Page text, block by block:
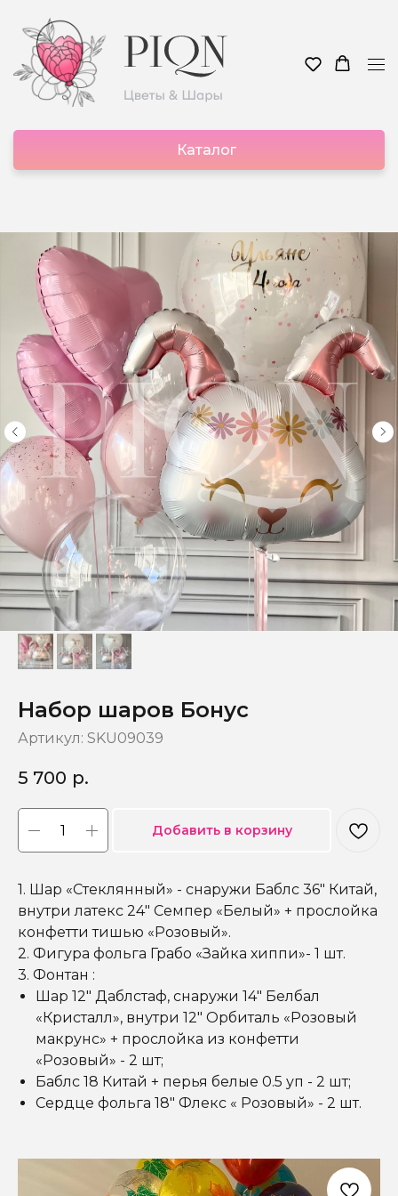
Каталог
Набор шаров Бонус
Артикул: SKU09039
5 700 р.
Добавить в корзину
1. Шар «Стеклянный» - снаружи Баблс 36" Китай,
внутри латекс 24" Семпер «Белый» + прослойка
конфетти тишью «Розовый».
2. Фигура фольга Грабо «Зайка хиппи»- 1 шт.
3. Фонтан :
Шар 12" Даблстаф, снаружи 14" Белбал
«Кристалл», внутри 12" Орбиталь «Розовый
макрунс» + прослойка из конфетти
«Розовый» - 2 шт;
Баблс 18 Китай + перья белые 0.5 уп - 2 шт;
Сердце фольга 18" Флекс « Розовый» - 2 шт.